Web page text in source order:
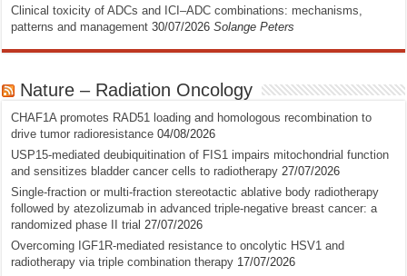
Clinical toxicity of ADCs and ICI–ADC combinations: mechanisms,
patterns and management 30/07/2026 Solange Peters
Nature – Radiation Oncology
CHAF1A promotes RAD51 loading and homologous recombination to
drive tumor radioresistance 04/08/2026
USP15-mediated deubiquitination of FIS1 impairs mitochondrial function
and sensitizes bladder cancer cells to radiotherapy 27/07/2026
Single-fraction or multi-fraction stereotactic ablative body radiotherapy
followed by atezolizumab in advanced triple-negative breast cancer: a
randomized phase II trial 27/07/2026
Overcoming IGF1R-mediated resistance to oncolytic HSV1 and
radiotherapy via triple combination therapy 17/07/2026